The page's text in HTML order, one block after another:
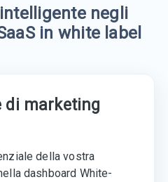
negli
in white label
di marketing
della vostra
dashboard White-